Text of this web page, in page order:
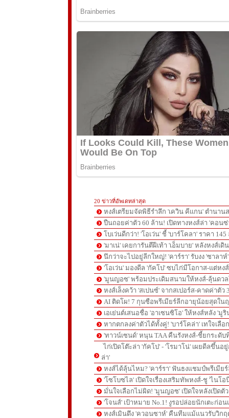
20 ข่าวที่อัพเดทล่าสุด
หงส์เตรียมจัดพิธีรำลึก 'เควิน คีแกน' ตำนาน
ปืนถอยค่าตัว 60 ล้าน! เปิดทางหงส์ล่า 'คอนซ่
โบเว่นดีกว่า! 'โอเว่น' ชี้ 'บาร์โคลา' ราคา
'มาเน่' เคยการันตีฝีเท้า 'เอ็มบาย' หลังหงส์เดิ
นึกว่าจะไปอยู่ลีกใหญ่! 'คาร์รา' รับงง 'ซาลา
'โอเว่น' มองดีล 'กัคโป' ซบไก่มีโอกาส-แต่ห
'มูนญอซ' พร้อมประเดิมสนามให้หงส์-ลุ้นดว
หงส์เล็งคว้า 'สเปนซ์' จากสเปอร์ส-คาดค่าตัว
AI ติดโผ! 7 กุนซือพรีเมียร์ลีกอายุน้อยสุดใน
เอเย่นต์เสนอชื่อ 'อาเซนซิโอ' ให้หงส์หลัง 'มู
หากตกลงค่าตัวได้ทั้งคู่! 'บาร์โคล่า' เทใจเลือ
'ทาวน์เซนด์' หนุน TAA คืนรังหงส์-ชี้ยกระดั
ไก่เปิดโต๊ะล่า 'กัคโป' - 'โรมาโน่' เผยดีลขึ้นอ
ล่า'
หงส์ได้ลุ้นไหม? 'คาร์รา' ฟันธงแชมป์พรีเมีย
'โซโบซไล' เปิดใจเรื่องเสริมทัพหงส์-ชู 'ไนโ
มั่นใจเลือกไม่ผิด! 'มูนญอซ' เปิดใจหลังเปิดตั
'โจนส์' เป้าหมาย No.1! งูรอปล่อยนักเตะก่อ
หงส์เมินดึง 'ควอนซาห์' คืนทีมแม้แนวรับวิก